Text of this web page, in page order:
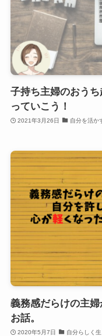
子持ち主婦のおう
っていこう！
2021年3月26日 自分を活か
義務感だらけの主
お話。
2020年5月7日 自分らしく